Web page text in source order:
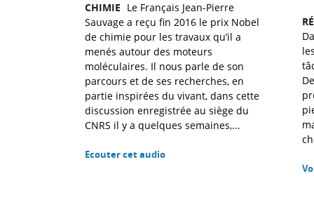
CHIMIE Le Français Jean-Pierre
Sauvage a reçu fin 2016 le prix Nobel
de chimie pour les travaux qu’il a
menés autour des moteurs
moléculaires. Il nous parle de son
parcours et de ses recherches, en
partie inspirées du vivant, dans cette
discussion enregistrée au siège du
CNRS il y a quelques semaines,...
Ecouter cet audio